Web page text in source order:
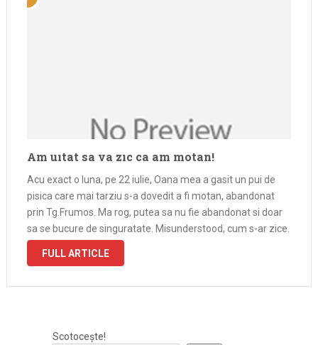
Am uitat sa va zic ca am motan!
Acu exact o luna, pe 22 iulie, Oana mea a gasit un pui de
pisica care mai tarziu s-a dovedit a fi motan, abandonat
prin Tg.Frumos. Ma rog, putea sa nu fie abandonat si doar
sa se bucure de singuratate. Misunderstood, cum s-ar zice.
Conform carnetului …
FULL ARTICLE
Scotocește!